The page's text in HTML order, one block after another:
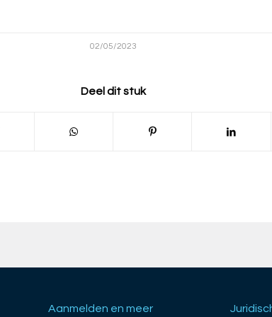
02/05/2023
Deel dit stuk
Aanmelden en meer